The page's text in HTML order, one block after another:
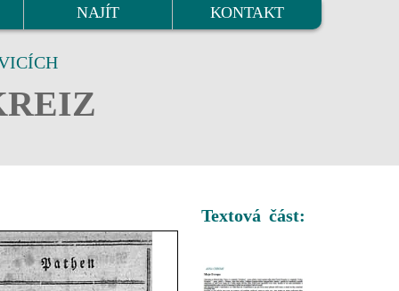
NAJÍT KONTAKT
Textová část: